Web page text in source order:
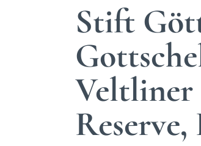
Stift
Veltliner
Reserve,